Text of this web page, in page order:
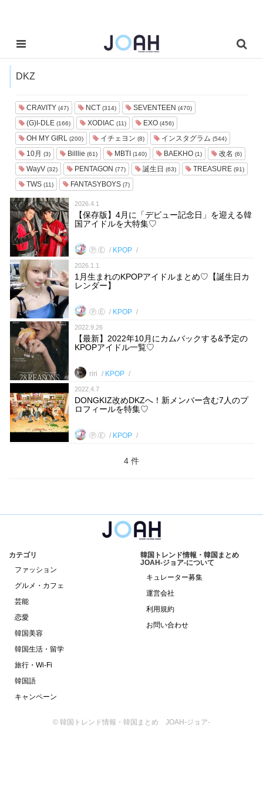
DKZ
CRAVITY (47) NCT (314) SEVENTEEN (470)
(G)I-DLE (166) XODIAC (11) EXO (456)
OH MY GIRL (200) イチェヨン (8) インスタグラム (544)
10月 (3) Billlie (61) MBTI (140) BAEKHO (1) 改名 (6)
WayV (32) PENTAGON (77) 誕生日 (63) TREASURE (91)
TWS (11) FANTASYBOYS (7)
2026.4.1
【保存版】4月に「デビュー記念日」を迎える韓
国アイドルを大特集♡
Ⓟ.Ⓔ KPOP
2026.1.1
1月生まれのKPOPアイドルまとめ♡【誕生日カ
レンダー】
Ⓟ.Ⓔ KPOP
2022.9.26
【最新】2022年10月にカムバックする&予定の
KPOPアイドル一覧♡
riri KPOP
2022.4.7
DONGKIZ改めDKZへ！新メンバー含む7人のプ
ロフィールを特集♡
Ⓟ.Ⓔ KPOP
4 件
カテゴリ
ファッション
グルメ・カフェ
芸能
恋愛
韓国美容
韓国生活・留学
旅行・Wi-Fi
韓国語
キャンペーン
韓国トレンド情報・韓国まとめ
JOAH-ジョア-について
キュレーター募集
運営会社
利用規約
お問い合わせ
© 韓国トレンド情報・韓国まとめ JOAH-ジョア-